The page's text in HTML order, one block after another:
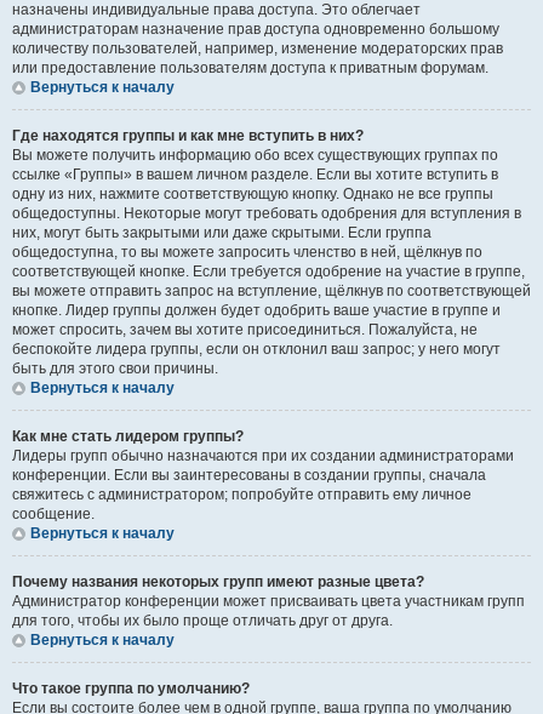
назначены индивидуальные права доступа. Это облегчает
администраторам назначение прав доступа одновременно большому
количеству пользователей, например, изменение модераторских прав
или предоставление пользователям доступа к приватным форумам.
Вернуться к началу
Где находятся группы и как мне вступить в них?
Вы можете получить информацию обо всех существующих группах по
ссылке «Группы» в вашем личном разделе. Если вы хотите вступить в
одну из них, нажмите соответствующую кнопку. Однако не все группы
общедоступны. Некоторые могут требовать одобрения для вступления в
них, могут быть закрытыми или даже скрытыми. Если группа
общедоступна, то вы можете запросить членство в ней, щёлкнув по
соответствующей кнопке. Если требуется одобрение на участие в группе,
вы можете отправить запрос на вступление, щёлкнув по соответствующей
кнопке. Лидер группы должен будет одобрить ваше участие в группе и
может спросить, зачем вы хотите присоединиться. Пожалуйста, не
беспокойте лидера группы, если он отклонил ваш запрос; у него могут
быть для этого свои причины.
Вернуться к началу
Как мне стать лидером группы?
Лидеры групп обычно назначаются при их создании администраторами
конференции. Если вы заинтересованы в создании группы, сначала
свяжитесь с администратором; попробуйте отправить ему личное
сообщение.
Вернуться к началу
Почему названия некоторых групп имеют разные цвета?
Администратор конференции может присваивать цвета участникам групп
для того, чтобы их было проще отличать друг от друга.
Вернуться к началу
Что такое группа по умолчанию?
Если вы состоите более чем в одной группе, ваша группа по умолчанию